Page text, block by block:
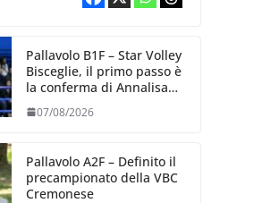
Pallavolo B1F – Star Volley
Bisceglie, il primo passo è
la conferma di Annalisa
Mileno
07/08/2026
Pallavolo A2F – Definito il
precampionato della VBC
Cremonese